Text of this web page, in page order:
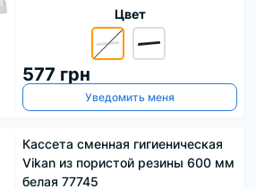
Цвет
577 грн
Уведомить меня
Кассета сменная гигиеническая
Vikan из пористой резины 600 мм
белая 77745